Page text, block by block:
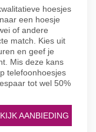
hoesjes
een hoesje
of andere
match. Kies uit
en geef je
Mis deze kans
telefoonhoesjes
tot wel 50%
AANBIEDING